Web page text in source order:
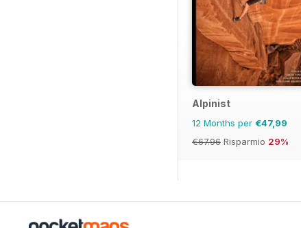
Alpinist
12 Months per €47,99
€67.96 Risparmio 29%